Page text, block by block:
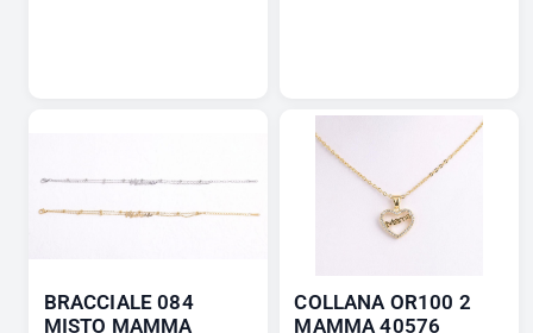
BRACCIALE 084
MISTO MAMMA
COLLANA OR100 2
MAMMA 40576